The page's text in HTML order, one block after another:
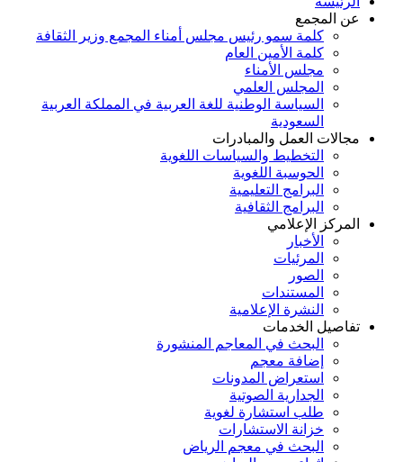
عن المجمع
كلمة سمو رئيس مجلس أمناء المجمع وزير الثقافة
كلمة الأمين العام
مجلس الأمناء
المجلس العلمي
السياسة الوطنية للغة العربية في المملكة العربية
السعودية
مجالات العمل والمبادرات
التخطيط والسياسات اللغوية
الحوسبة اللغوية
البرامج التعليمية
البرامج الثقافية
المركز الإعلامي
الأخبار
المرئيات
الصور
المستندات
النشرة الإعلامية
تفاصيل الخدمات
البحث في المعاجم المنشورة
إضافة معجم
استعراض المدونات
الجدارية الصوتية
طلب استشارة لغوية
خزانة الاستشارات
البحث في معجم الرياض